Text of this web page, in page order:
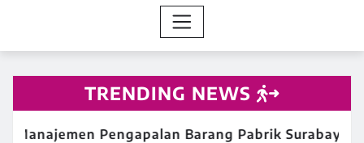
TRENDING NEWS
Barang Pabrik Surabaya: Panduan